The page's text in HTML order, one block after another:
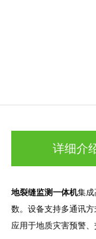
详细介
地裂缝监测一体机集成
数。设备支持多通讯
应用于地质灾害预警